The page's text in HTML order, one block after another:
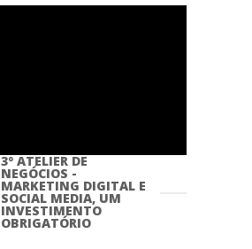
3º ATELIER DE
NEGÓCIOS -
MARKETING DIGITAL E
SOCIAL MEDIA, UM
INVESTIMENTO
OBRIGATÓRIO